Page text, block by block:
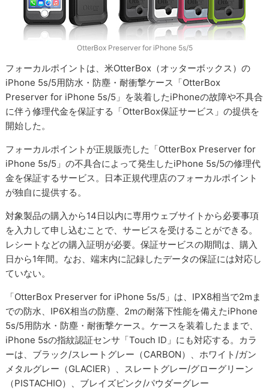
OtterBox Preserver for iPhone 5s/5
フォーカルポイントは、米OtterBox（オッターボックス）の
iPhone 5s/5用防水・防塵・耐衝撃ケース「OtterBox
Preserver for iPhone 5s/5」を装着したiPhoneの故障や不具合
に伴う修理代金を保証する「OtterBox保証サービス」の提供を
開始した。
フォーカルポイントが正規販売した「OtterBox Preserver for
iPhone 5s/5」の不具合によって発生したiPhone 5s/5の修理代
金を保証するサービス。日本正規代理店のフォーカルポイント
が独自に提供する。
対象製品の購入から14日以内に専用ウェブサイトから必要事項
を入力して申し込むことで、サービスを受けることができる。
レシートなどの購入証明が必要。保証サービスの期間は、購入
日から1年間。なお、端末内に記録したデータの保証には対応し
ていない。
「OtterBox Preserver for iPhone 5s/5」は、IPX8相当で2mま
での防水、IP6X相当の防塵、2mの耐落下性能を備えたiPhone
5s/5用防水・防塵・耐衝撃ケース。ケースを装着したままで、
iPhone 5sの指紋認証センサ「Touch ID」にも対応する。カラ
ーは、ブラック/スレートグレー（CARBON）、ホワイト/ガン
メタルグレー（GLACIER）、スレートグレー/グローグリーン
（PISTACHIO）、ブレイズピンク/パウダーグレー